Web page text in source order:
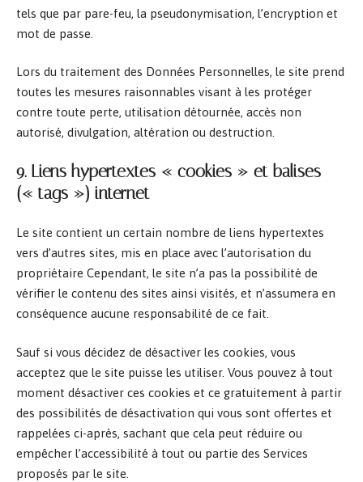
tels que par pare-feu, la pseudonymisation, l’encryption et
mot de passe.
Lors du traitement des Données Personnelles, le site prend
toutes les mesures raisonnables visant à les protéger
contre toute perte, utilisation détournée, accès non
autorisé, divulgation, altération ou destruction.
9. Liens hypertextes « cookies » et balises
(« tags ») internet
Le site contient un certain nombre de liens hypertextes
vers d’autres sites, mis en place avec l’autorisation du
propriétaire Cependant, le site n’a pas la possibilité de
vérifier le contenu des sites ainsi visités, et n’assumera en
conséquence aucune responsabilité de ce fait.
Sauf si vous décidez de désactiver les cookies, vous
acceptez que le site puisse les utiliser. Vous pouvez à tout
moment désactiver ces cookies et ce gratuitement à partir
des possibilités de désactivation qui vous sont offertes et
rappelées ci-après, sachant que cela peut réduire ou
empêcher l’accessibilité à tout ou partie des Services
proposés par le site.